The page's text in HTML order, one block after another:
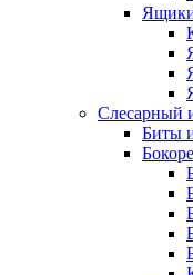
Слесарный
Биты